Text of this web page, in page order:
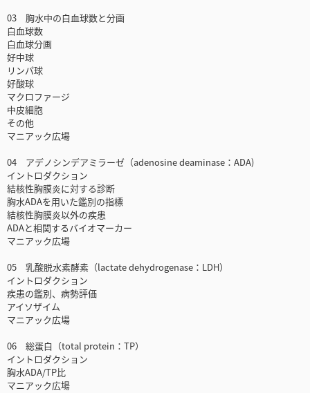
03 胸水中の白血球数と分画
白血球数
白血球分画
好中球
リンパ球
好酸球
マクロファージ
中皮細胞
その他
マニアック広場
04 アデノシンデアミラーゼ（adenosine deaminase：ADA)
イントロダクション
結核性胸膜炎に対する診断
胸水ADAを用いた鑑別の指標
結核性胸膜炎以外の疾患
ADAと相関するバイオマーカー
マニアック広場
05 乳酸脱水素酵素（lactate dehydrogenase：LDH）
イントロダクション
疾患の鑑別、病勢評価
アイソザイム
マニアック広場
06 総蛋白（total protein：TP）
イントロダクション
胸水ADA/TP比
マニアック広場